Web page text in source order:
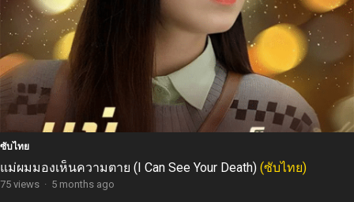
ซับไทย
แม่ผมมองเห็นความตาย (I Can See Your Death) (ซับไทย)
75 views · 5 months ago